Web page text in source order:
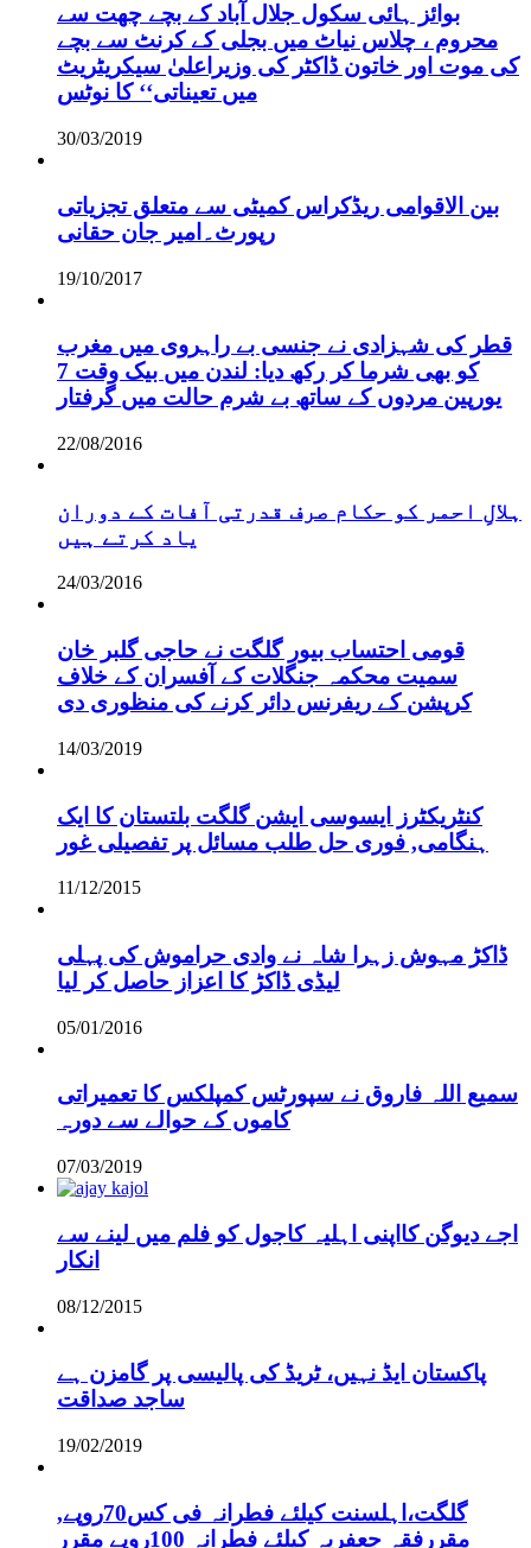
بوائز ہائی سکول جلال آباد کے بچے چھت سے
محروم ، چلاس نیاٹ میں بجلی کے کرنٹ سے بچے
کی موت اور خاتون ڈاکٹر کی وزیراعلیٰ سیکریٹریٹ
میں تعیناتی‘‘ کا نوٹس
30/03/2019
بین الاقوامی ریڈکراس کمیٹی سے متعلق تجزیاتی
رپورٹ۔امیر جان حقانی
19/10/2017
قطر کی شہزادی نے جنسی بے راہروی میں مغرب
کو بھی شرما کر رکھ دیا: لندن میں بیک وقت 7
یورپین مردوں کے ساتھ بے شرم حالت میں گرفتار
22/08/2016
ہلالِ احمر کو حکام صرف قدرتی آفات کے دوران
یاد کرتے ہیں
24/03/2016
قومی احتساب بیور گلگت نے حاجی گلبر خان
سمیت محکمہ جنگلات کے آفسران کے خلاف
کرپشن کے ریفرنس دائر کرنے کی منظوری دی
14/03/2019
کنٹریکٹرز ایسوسی ایشن گلگت بلتستان کا ایک
ہنگامی, فوری حل طلب مسائل پر تفصیلی غور
11/12/2015
ڈاکڑ مہوش زہرا شاہ نے وادی حراموش کی پہلی
لیڈی ڈاکڑ کا اعزاز حاصل کر لیا
05/01/2016
سمیع اللہ فاروق نے سپورٹس کمپلکس کا تعمیراتی
کاموں کے حوالے سے دورہ
07/03/2019
اجے دیوگن کااپنی اہلیہ کاجول کو فلم میں لینے سے
انکار
08/12/2015
پاکستان ایڈ نہیں، ٹریڈ کی پالیسی پر گامزن ہے
ساجد صداقت
19/02/2019
,گلگت،اہلسنت کیلئے فطرانہ فی کس70روپے
مقررفقہ جعفریہ کیلئے فطرانہ 100روپے مقرر